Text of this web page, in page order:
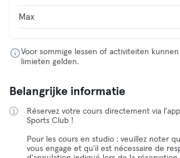
Max
Voor sommige lessen of activiteiten
limieten gelden.
Belangrijke informatie
Réservez votre cours directement via
Sports Club !
Pour les cours en studio : veuillez noter
vous engage et qu'il est nécessaire de